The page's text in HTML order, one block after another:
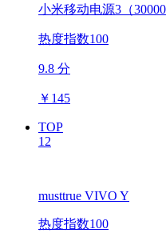
小米移动电源3（
热度指数100
9.8 分
￥ 145
TOP
12
musttrue VIVO Y
热度指数100